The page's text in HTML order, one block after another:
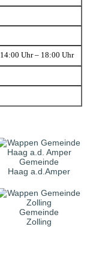
14:00 Uhr – 18:00 Uhr
Gemeinde
Haag a.d.Amper
Gemeinde
Zolling